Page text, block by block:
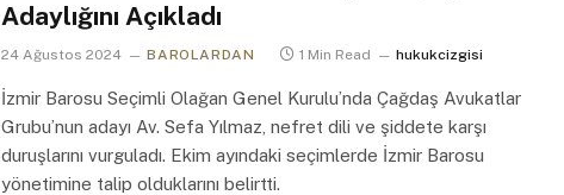
Adaylığını Açıkladı
24 Ağustos 2024 BAROLARDAN 1 Min Read hukukcizgisi
İzmir Barosu Seçimli Olağan Genel Kurulu’nda Çağdaş Avukatlar
Grubu’nun adayı Av. Sefa Yılmaz, nefret dili ve şiddete karşı
duruşlarını vurguladı. Ekim ayındaki seçimlerde İzmir Barosu
yönetimine talip olduklarını belirtti.